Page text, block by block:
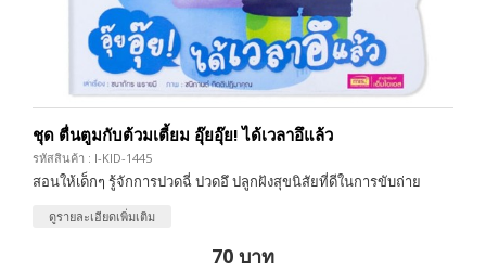
ชุด ตื่นตูมกับต้วมเตี้ยม อุ๊ยอุ๊ย! ได้เวลาอึแล้ว
รหัสสินค้า : I-KID-1445
สอนให้เด็กๆ รู้จักการปวดฉี่ ปวดอึ ปลูกฝังสุขนิสัยที่ดีในการขับถ่าย
ดูรายละเอียดเพิ่มเติม
70 บาท